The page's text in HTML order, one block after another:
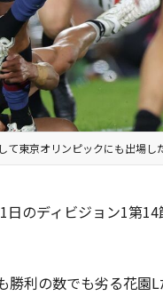
て東京オリンピックにも出場し
のディビジョン1第14
利の数でも劣る花園